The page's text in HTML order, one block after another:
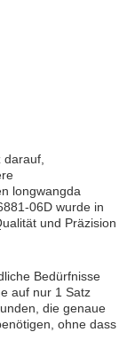
longwangda
06D wurde in
und Präzision
Bedürfnisse
auf nur 1 Satz
die genaue
ohne dass